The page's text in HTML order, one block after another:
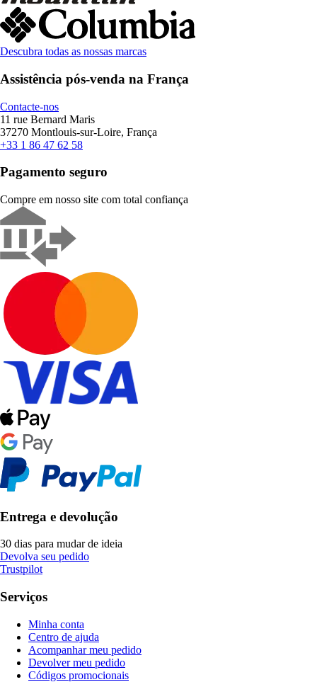
Descubra todas as nossas marcas
Assistência pós-venda na França
Contacte-nos
11 rue Bernard Maris
37270 Montlouis-sur-Loire, França
+33 1 86 47 62 58
Pagamento seguro
Compre em nosso site com total confiança
Entrega e devolução
30 dias para mudar de ideia
Devolva seu pedido
Trustpilot
Serviços
Minha conta
Centro de ajuda
Acompanhar meu pedido
Devolver meu pedido
Códigos promocionais